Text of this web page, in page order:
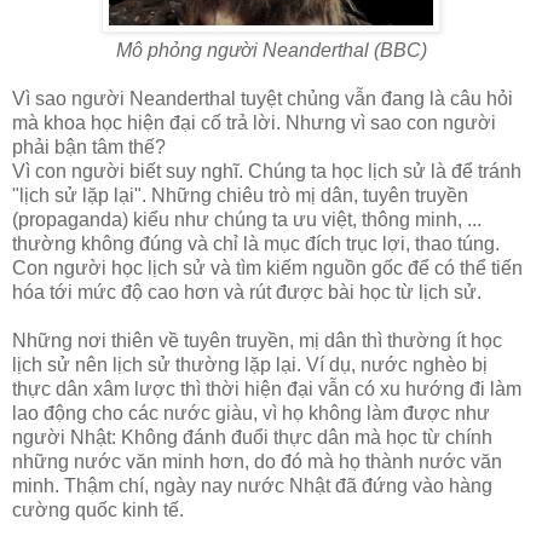
Mô phỏng người Neanderthal (BBC)
Vì sao người Neanderthal tuyệt chủng vẫn đang là câu hỏi
mà khoa học hiện đại cố trả lời. Nhưng vì sao con người
phải bận tâm thế?
Vì con người biết suy nghĩ. Chúng ta học lịch sử là để tránh
"lịch sử lặp lại". Những chiêu trò mị dân, tuyên truyền
(propaganda) kiểu như chúng ta ưu việt, thông minh, ...
thường không đúng và chỉ là mục đích trục lợi, thao túng.
Con người học lịch sử và tìm kiếm nguồn gốc để có thể tiến
hóa tới mức độ cao hơn và rút được bài học từ lịch sử.
Những nơi thiên về tuyên truyền, mị dân thì thường ít học
lịch sử nên lịch sử thường lặp lại. Ví dụ, nước nghèo bị
thực dân xâm lược thì thời hiện đại vẫn có xu hướng đi làm
lao động cho các nước giàu, vì họ không làm được như
người Nhật: Không đánh đuổi thực dân mà học từ chính
những nước văn minh hơn, do đó mà họ thành nước văn
minh. Thậm chí, ngày nay nước Nhật đã đứng vào hàng
cường quốc kinh tế.